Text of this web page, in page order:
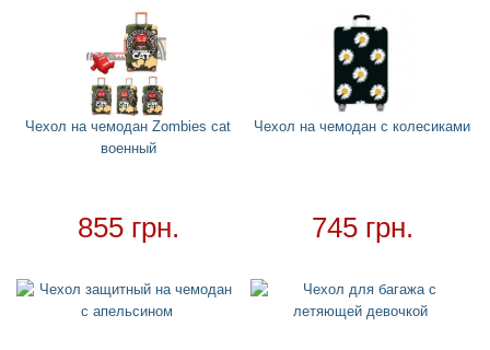
Костюмы
Головные уборы
Водный спорт
Круги
+
Матрасы
Пледы
Купальники
Надувные подстаканники
Аксессуары
+
Чехол на чемодан Zombies cat
военный
855 грн.
Чехол на чемодан с колесиками
745 грн.